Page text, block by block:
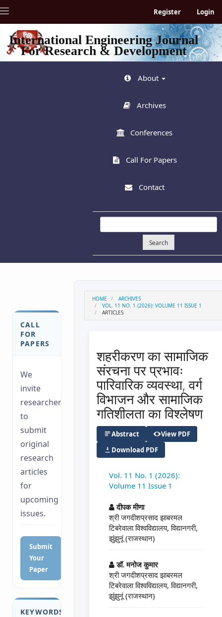
jump
to
page
content
Main
Register Login
Toggle
International Engineering Journal
For Research & Development
About
Archives
Conferences
Call For Papers
Contact
Search
CALL
FOR
PAPERS
We
invite
researchers
to
submit
original
research
articles
for
upcoming
issues.
Submit
Your
Paper
KEYWORDS
HOME
ARCHIVES
VOL. 11 NO. 1 (2026): VOLUME 11 ISSUE 1
ARTICLES
शहरीकरण का सामाजिक
संरचना पर प्रभावः
पारिवारिक व्यवस्था, वर्ग
विभाजन और सामाजिक
गतिशीलता का विश्लेषण
Abstract
View PDF
Download PDF
Vol. 11 No. 1 (2026):
Volume 11 Issue 1
दीपक मीणा
श्री जगदीशप्रसाद झाबरमल
टिबरेवाला विश्वविद्यालय, विद्यानगरी,
झुंझुनूं (राजस्थान)
डॉ. मनोज कुमार
श्री जगदीशप्रसाद झाबरमल
टिबरेवाला विश्वविद्यालय, विद्यानगरी,
झुंझुनूं (राजस्थान)